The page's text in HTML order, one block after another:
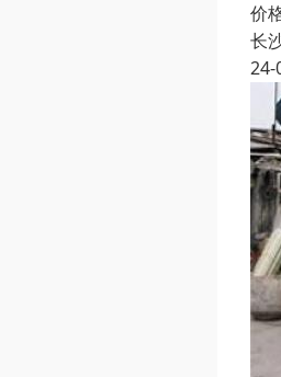
价
长
24-